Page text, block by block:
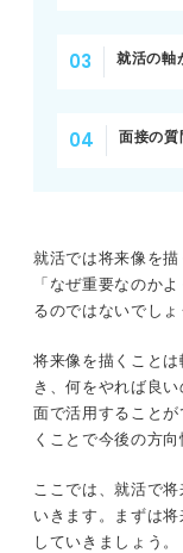
就活の軸
面接の質
就活では将来像を描
「なぜ重要なのか
るのではないでしょ
将来像を描くこと
き、何をやれば良
面で活用すること
くことで今後の方
ここでは、就活で
いきます。まずは
していきましょう。